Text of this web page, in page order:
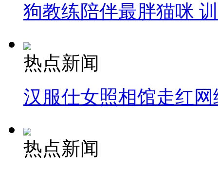
狗教练陪伴最胖猫咪
热点新闻
汉服仕女照相馆走红网
热点新闻